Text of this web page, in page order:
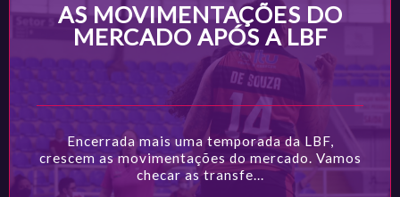
AS MOVIMENTAÇÕES DO
MERCADO APÓS A LBF
Encerrada mais uma temporada da LBF,
crescem as movimentações do mercado. Vamos
checar as transfe...